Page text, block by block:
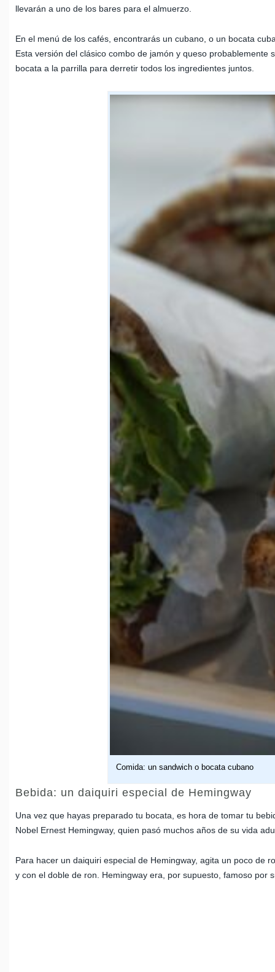
llevarán a uno de los bares para el almuerzo.
En el menú de los cafés, encontrarás un cubano, o un bocata
Esta versión del clásico combo de jamón y queso
bocata a la parrilla para derretir todos los ingredientes juntos.
Comida: un sandwich o bocata cubano
Bebida: un daiquiri especial de Hemingway
Una vez que hayas preparado tu bocata, es hora de tomar tu
Nobel Ernest Hemingway, quien pasó muchos años de su vida
Para hacer un daiquiri especial de Hemingway, agita un poco de
y con el doble de ron. Hemingway era, por supuesto, famoso por